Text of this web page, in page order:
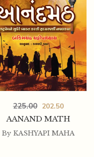
AANAND MATH
225.00 202.50
By KASHYAPI MAHA